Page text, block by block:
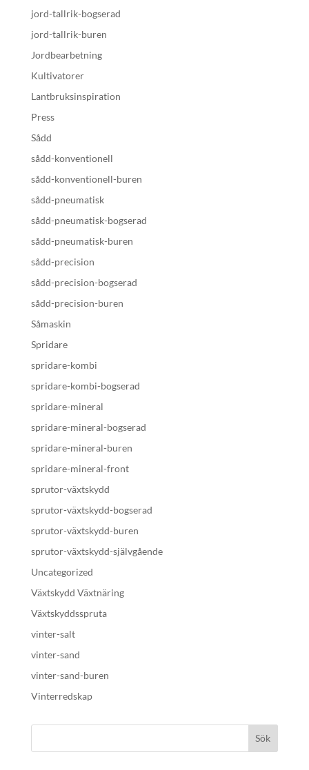
jord-tallrik-bogserad
jord-tallrik-buren
Jordbearbetning
Kultivatorer
Lantbruksinspiration
Press
Sådd
sådd-konventionell
sådd-konventionell-buren
sådd-pneumatisk
sådd-pneumatisk-bogserad
sådd-pneumatisk-buren
sådd-precision
sådd-precision-bogserad
sådd-precision-buren
Såmaskin
Spridare
spridare-kombi
spridare-kombi-bogserad
spridare-mineral
spridare-mineral-bogserad
spridare-mineral-buren
spridare-mineral-front
sprutor-växtskydd
sprutor-växtskydd-bogserad
sprutor-växtskydd-buren
sprutor-växtskydd-självgående
Uncategorized
Växtskydd Växtnäring
Växtskyddsspruta
vinter-salt
vinter-sand
vinter-sand-buren
Vinterredskap